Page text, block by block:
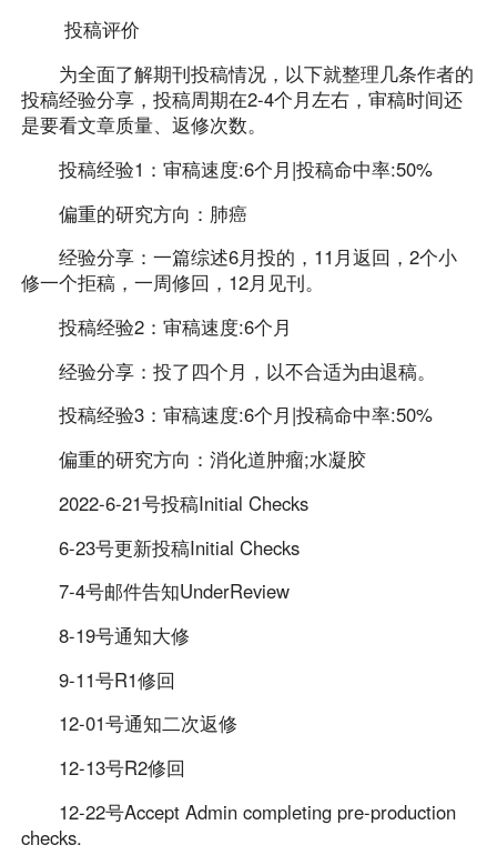
投稿评价
为全面了解期刊投稿情况，以下就整理几条作者的
投稿经验分享，投稿周期在2-4个月左右，审稿时间还
是要看文章质量、返修次数。
投稿经验1：审稿速度:6个月|投稿命中率:50%
偏重的研究方向：肺癌
经验分享：一篇综述6月投的，11月返回，2个小
修一个拒稿，一周修回，12月见刊。
投稿经验2：审稿速度:6个月
经验分享：投了四个月，以不合适为由退稿。
投稿经验3：审稿速度:6个月|投稿命中率:50%
偏重的研究方向：消化道肿瘤;水凝胶
2022-6-21号投稿Initial Checks
6-23号更新投稿Initial Checks
7-4号邮件告知UnderReview
8-19号通知大修
9-11号R1修回
12-01号通知二次返修
12-13号R2修回
12-22号Accept Admin completing pre-production
checks.